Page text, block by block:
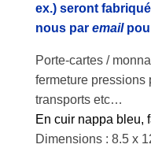
ex.) seront
nous par email
Porte-cartes /
fermeture pressions
transports etc…
En cuir nappa bleu,
Dimensions : 8.5 x